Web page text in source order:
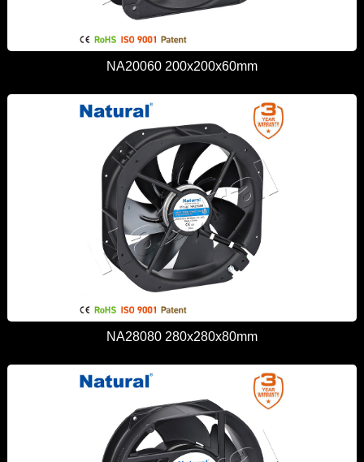
NA20060 200x200x60mm
NA28080 280x280x80mm